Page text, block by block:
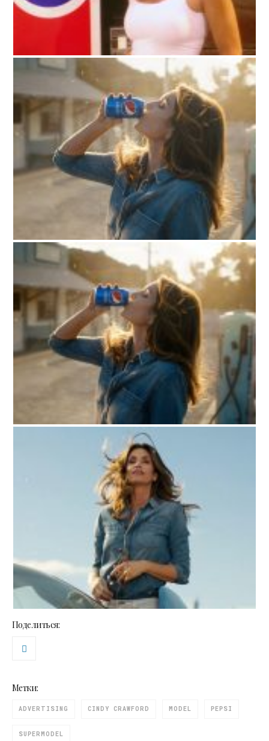
Поделиться:
Метки:
ADVERTISING CINDY CRAWFORD MODEL PEPSI
SUPERMODEL